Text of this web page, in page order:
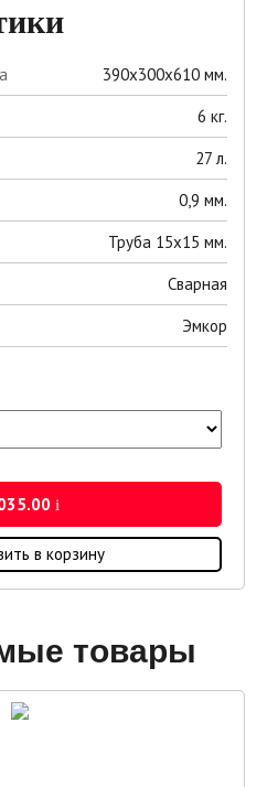
390х300х610 мм.
6 кг.
27 л.
0,9 мм.
Труба 15х15 мм.
Сварная
Эмкор
i
в корзину
товары